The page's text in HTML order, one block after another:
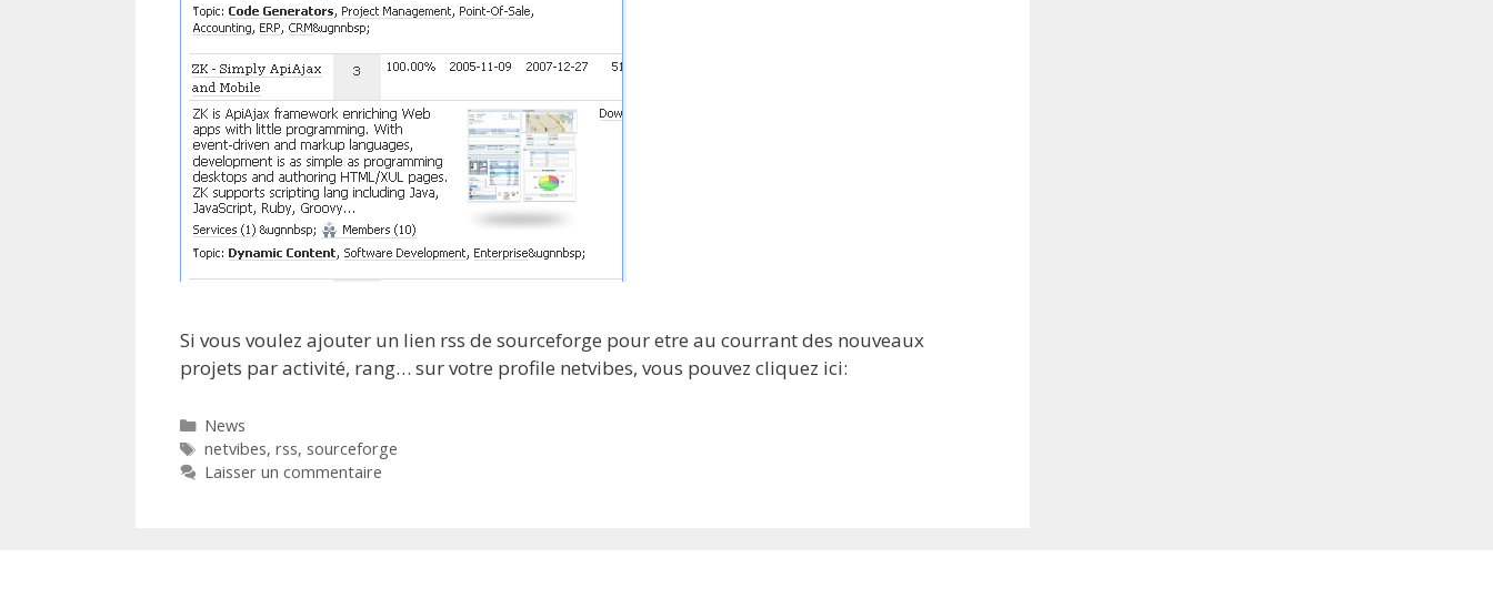
Si vous voulez ajouter un lien rss de sourceforge pour etre au courrant des nouveaux
projets par activité, rang… sur votre profile netvibes, vous pouvez cliquez ici:
Catégories
News
Étiquettes
netvibes, rss, sourceforge
Laisser un commentaire